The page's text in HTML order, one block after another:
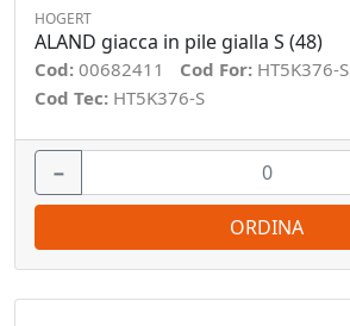
HOGERT
ALAND giacca in pile gialla S (48)
Cod: 00682411 Cod For: HT5K376-S
Cod Tec: HT5K376-S
−
ORDINA